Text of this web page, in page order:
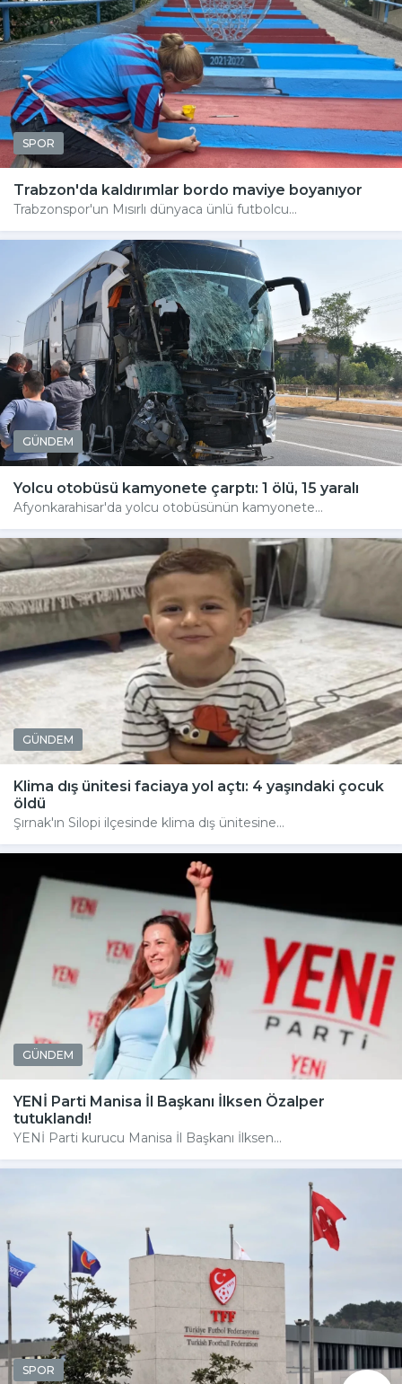
SPOR
Trabzon'da kaldırımlar bordo maviye boyanıyor
Trabzonspor'un Mısırlı dünyaca ünlü futbolcu...
GÜNDEM
Yolcu otobüsü kamyonete çarptı: 1 ölü, 15 yaralı
Afyonkarahisar'da yolcu otobüsünün kamyonete...
GÜNDEM
Klima dış ünitesi faciaya yol açtı: 4 yaşındaki çocuk
öldü
Şırnak'ın Silopi ilçesinde klima dış ünitesine...
GÜNDEM
YENİ Parti Manisa İl Başkanı İlksen Özalper
tutuklandı!
YENİ Parti kurucu Manisa İl Başkanı İlksen...
SPOR